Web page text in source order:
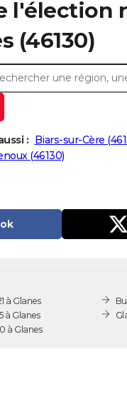
l'élection
(46130)
: Biars-sur-Cère
(46130)
à Glanes
à Glanes
à Glanes